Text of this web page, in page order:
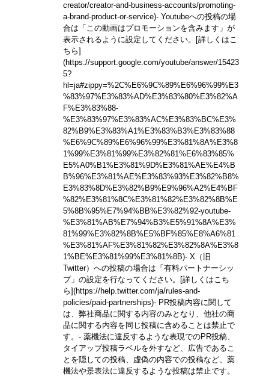
creator/creator-and-business-accounts/promoting-
a-brand-product-or-service)- Youtubeへの投稿の場
合は「この動画はプロモーションを含みます」が
表示されるように設定してください。
[詳しくはこ
ちら]
(https://support.google.com/youtube/answer/15423
5?
hl=ja#zippy=%2C%E6%9C%89%E6%96%99%E3
%83%97%E3%83%AD%E3%83%80%E3%82%A
F%E3%83%88-
%E3%83%97%E3%83%AC%E3%83%BC%E3%
82%B9%E3%83%A1%E3%83%B3%E3%83%88
%E6%9C%89%E6%96%99%E3%81%8A%E3%8
1%99%E3%81%99%E3%82%81%E6%83%85%
E5%A0%B1%E3%81%9D%E3%81%AE%E4%B
B%96%E3%81%AE%E3%83%93%E3%82%B8%
E3%83%8D%E3%82%B9%E9%96%A2%E4%BF
%82%E3%81%8C%E3%81%82%E3%82%8B%E
5%8B%95%E7%94%BB%E3%82%92-youtube-
%E3%81%AB%E7%94%B3%E5%91%8A%E3%
81%99%E3%82%8B%E5%BF%85%E8%A6%81
%E3%81%AF%E3%81%82%E3%82%8A%E3%8
1%BE%E3%81%99%E3%81%8B)- X（旧
Twitter）への投稿の場合は「有料パートナーシッ
プ」の設定を行なってください。
[詳しくはこち
ら](https://help.twitter.com/ja/rules-and-
policies/paid-partnerships)- PR投稿内容に関して
は、弊社商品に関する内容のみとなり、他社の商
品に関する内容を同じ投稿に含めることは禁止で
す。- 薬機法に違反するような表現でのPR投稿、
タイアップ投稿ラベルを外すなど、広告であるこ
とを隠しての投稿、虚偽の内容での投稿など、薬
機法や景表法に違反するような投稿は禁止です。